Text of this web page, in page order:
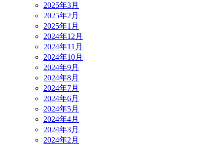
2025年3月
2025年2月
2025年1月
2024年12月
2024年11月
2024年10月
2024年9月
2024年8月
2024年7月
2024年6月
2024年5月
2024年4月
2024年3月
2024年2月